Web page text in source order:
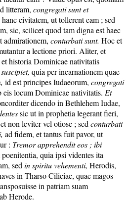
litteram, congregati sunt et
civitatem, ut tollerent eam ; sed
sic, scilicet quod tam digna est haec
admirationem, conturbati sunt. Hoc et
a lectione priori. Aliter, et
historia Dominicae nativitatis
suscipiet, quia per incarnationem quae
id est principes Iudaeorum, congregati
eis locum Dominicae nativitatis. Et
dicendo in Bethlehem Iudae,
sic ut in prophetia legerant fieri,
non leviter vel otiose ; sed conturbati
ad fidem, et tantus fuit pavor, ut
: Tremor apprehendit eos ; ibi
poenitentia, quia ipsi videntes ita
sed in spiritu vehementi, Herodis,
in Tharso Ciliciae, quae magos
in patriam suam
Herode.